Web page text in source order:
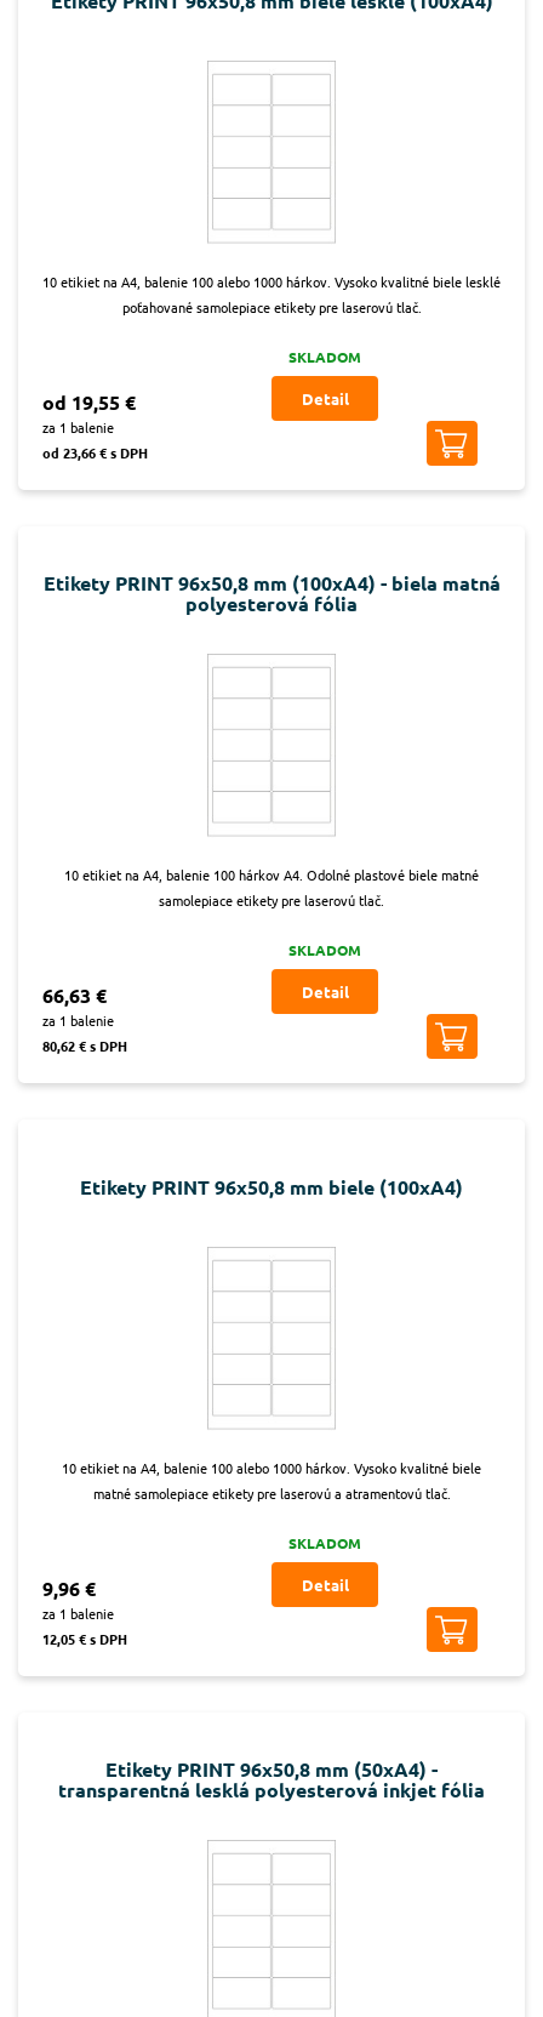
10 etikiet na A4, balenie 100 alebo 1000 hárkov. Vysoko kvalitné biele lesklé
poťahované samolepiace etikety pre laserovú tlač.
od 19,55 €
za 1 balenie
od 23,66 € s DPH
SKLADOM
Detail
Etikety PRINT 96x50,8 mm (100xA4) - biela matná
polyesterová fólia
10 etikiet na A4, balenie 100 hárkov A4. Odolné plastové biele matné
samolepiace etikety pre laserovú tlač.
66,63 €
za 1 balenie
80,62 € s DPH
SKLADOM
Detail
Etikety PRINT 96x50,8 mm biele (100xA4)
10 etikiet na A4, balenie 100 alebo 1000 hárkov. Vysoko kvalitné biele
matné samolepiace etikety pre laserovú a atramentovú tlač.
9,96 €
za 1 balenie
12,05 € s DPH
SKLADOM
Detail
Etikety PRINT 96x50,8 mm (50xA4) -
transparentná lesklá polyesterová inkjet fólia